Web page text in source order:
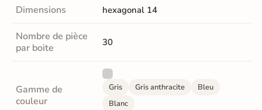
Dimensions hexagonal 14
Nombre de pièce
par boite
30
Gamme de
couleur
Gris Gris anthracite
Bleu
Blanc